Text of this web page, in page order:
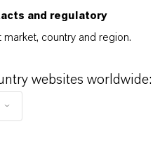
besten Gerber-
besten Gerber-
KB)
and regulatory
country and region.
websites worldwide: